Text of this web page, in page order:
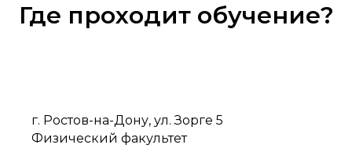
Где проходит обучение?
г. Ростов-на-Дону, ул. Зорге 5
Физический факультет